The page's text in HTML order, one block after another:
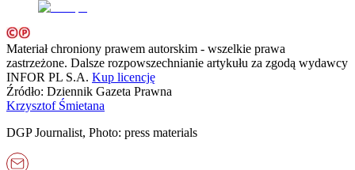
Infor.pl
Dziennik.pl
Zdrowiego.pl
Materiał chroniony prawem autorskim - wszelkie prawa
zastrzeżone. Dalsze rozpowszechnianie artykułu za zgodą wydawcy
INFOR PL S.A. Kup licencję
Źródło: Dziennik Gazeta Prawna
Krzysztof Śmietana
DGP Journalist, Photo: press materials